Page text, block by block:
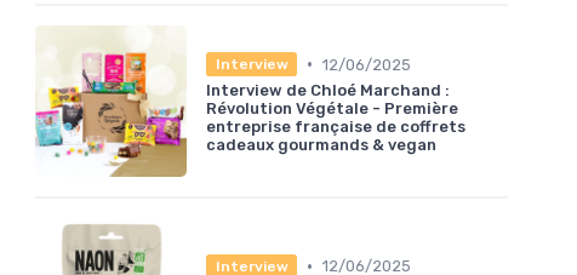
Interview • 12/06/2025
Interview de Chloé Marchand :
Révolution Végétale - Première
entreprise française de coffrets
cadeaux gourmands & vegan
Interview • 12/06/2025